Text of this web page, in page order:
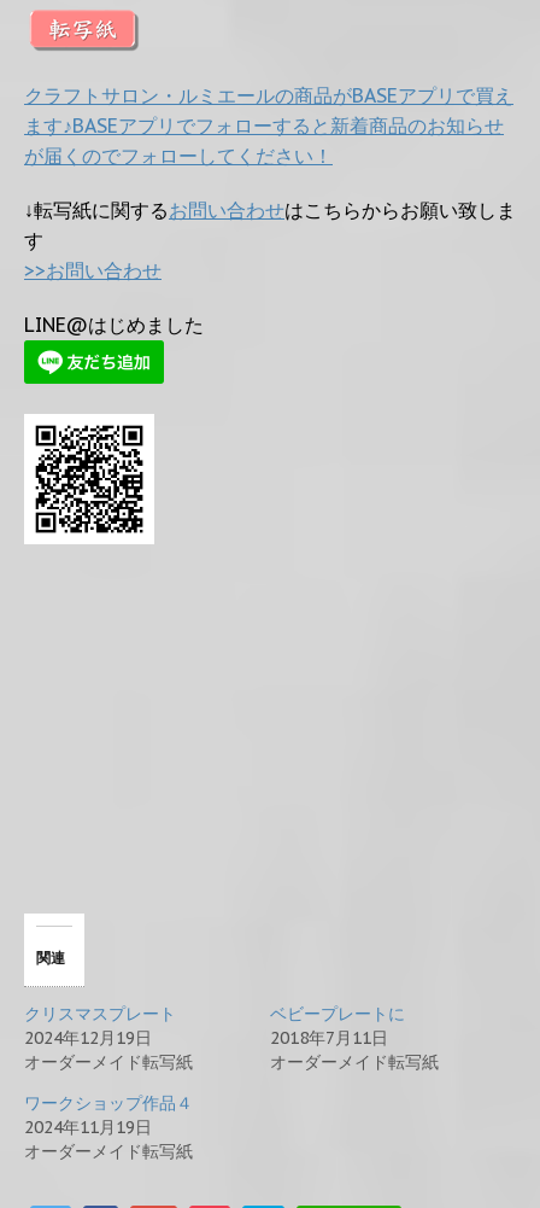
クラフトサロン・ルミエールの商品がBASEアプリで買え
ます♪BASEアプリでフォローすると新着商品のお知らせ
が届くのでフォローしてください！
↓転写紙に関するお問い合わせはこちらからお願い致しま
す
>>お問い合わせ
LINE@はじめました
関連
クリスマスプレート
2024年12月19日
オーダーメイド転写紙
ベビープレートに
2018年7月11日
オーダーメイド転写紙
ワークショップ作品４
2024年11月19日
オーダーメイド転写紙